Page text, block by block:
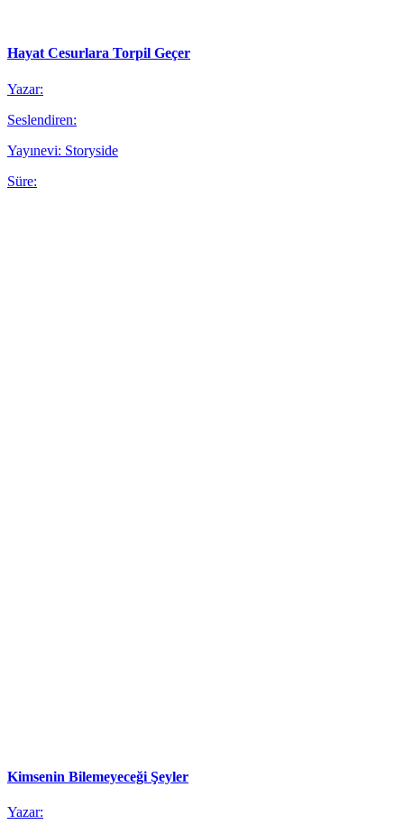
Hayat Cesurlara Torpil Geçer
Yazar:
Seslendiren:
Yayınevi: Storyside
Süre:
Kimsenin Bilemeyeceği Şeyler
Yazar: